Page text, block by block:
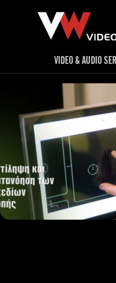
VIDEO & AUDIO
TV spots
RADIO
Post
Trailer
Cultural
video
Product
Events